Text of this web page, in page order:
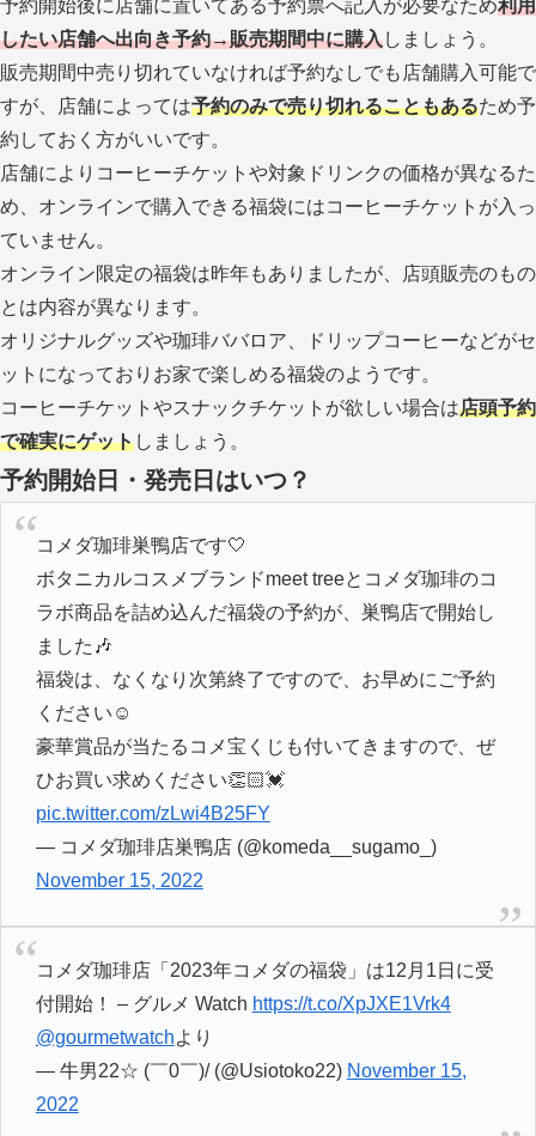
予約開始後に店舗に置いてある予約票へ記入が必要なため利用
したい店舗へ出向き予約→販売期間中に購入しましょう。
販売期間中売り切れていなければ予約なしでも店舗購入可能で
すが、店舗によっては予約のみで売り切れることもあるため予
約しておく方がいいです。
店舗によりコーヒーチケットや対象ドリンクの価格が異なるた
め、オンラインで購入できる福袋にはコーヒーチケットが入っ
ていません。
オンライン限定の福袋は昨年もありましたが、店頭販売のもの
とは内容が異なります。
オリジナルグッズや珈琲ババロア、ドリップコーヒーなどがセ
ットになっておりお家で楽しめる福袋のようです。
コーヒーチケットやスナックチケットが欲しい場合は店頭予約
で確実にゲットしましょう。
予約開始日・発売日はいつ？
コメダ珈琲巣鴨店です🤍
ボタニカルコスメブランドmeet treeとコメダ珈琲のコ
ラボ商品を詰め込んだ福袋の予約が、巣鴨店で開始し
ました🎶
福袋は、なくなり次第終了ですので、お早めにご予約
ください☺️
豪華賞品が当たるコメ宝くじも付いてきますので、ぜ
ひお買い求めください👏🏻💓
pic.twitter.com/zLwi4B25FY
— コメダ珈琲店巣鴨店 (@komeda__sugamo_)
November 15, 2022
コメダ珈琲店「2023年コメダの福袋」は12月1日に受
付開始！ – グルメ Watch https://t.co/XpJXE1Vrk4
@gourmetwatchより
— 牛男22☆ (￣0￣)/ (@Usiotoko22) November 15,
2022